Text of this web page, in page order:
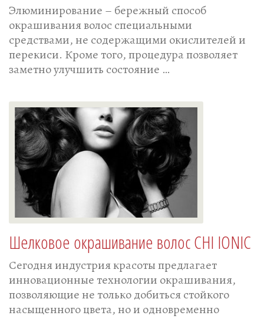
Элюминирование – бережный способ
окрашивания волос специальными
средствами, не содержащими окислителей и
перекиси. Кроме того, процедура позволяет
заметно улучшить состояние …
Шелковое окрашивание волос CHI IONIC
Сегодня индустрия красоты предлагает
инновационные технологии окрашивания,
позволяющие не только добиться стойкого
насыщенного цвета, но и одновременно